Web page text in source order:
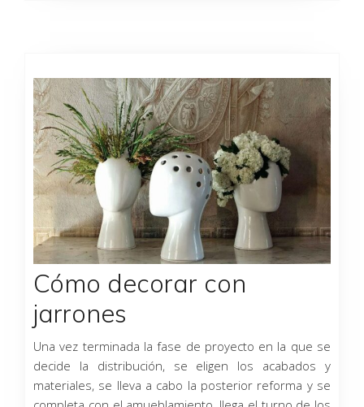
Cómo decorar con
jarrones
Una vez terminada la fase de proyecto en la que se
decide la distribución, se eligen los acabados y
materiales, se lleva a cabo la posterior reforma y se